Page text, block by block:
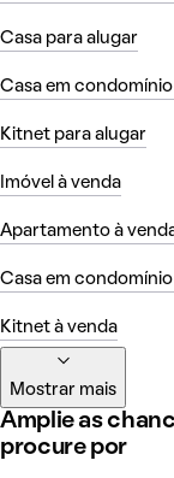
Casa para alugar
Casa em
Kitnet para alugar
Imóvel à venda
Apartamento à
Casa em
Kitnet à venda
Mostrar mais
Amplie as
procure por